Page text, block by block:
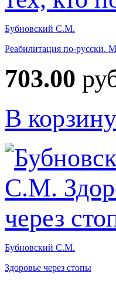
Бубновский С.М.
Реабилитация по-русски.
703.00
В корзину
Бубновский С.М.
Здоровье через стопы